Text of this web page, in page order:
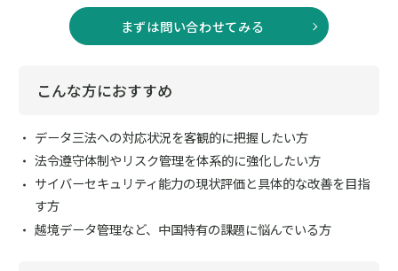
まずは問い合わせてみる
こんな方におすすめ
データ三法への対応状況を客観的に把握したい方
法令遵守体制やリスク管理を体系的に強化したい方
サイバーセキュリティ能力の現状評価と具体的な改善を目指
す方
越境データ管理など、中国特有の課題に悩んでいる方